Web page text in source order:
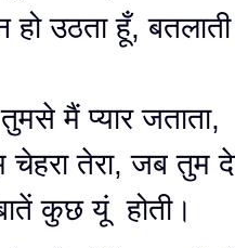
हो उठता हूँ,
मैं प्यार जताता,
चेहरा तेरा, जब तुम
कुछ यूं होती।